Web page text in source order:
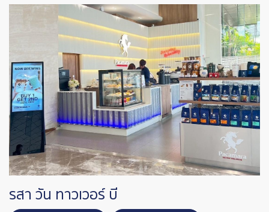
รสา วัน ทาวเวอร์ บี